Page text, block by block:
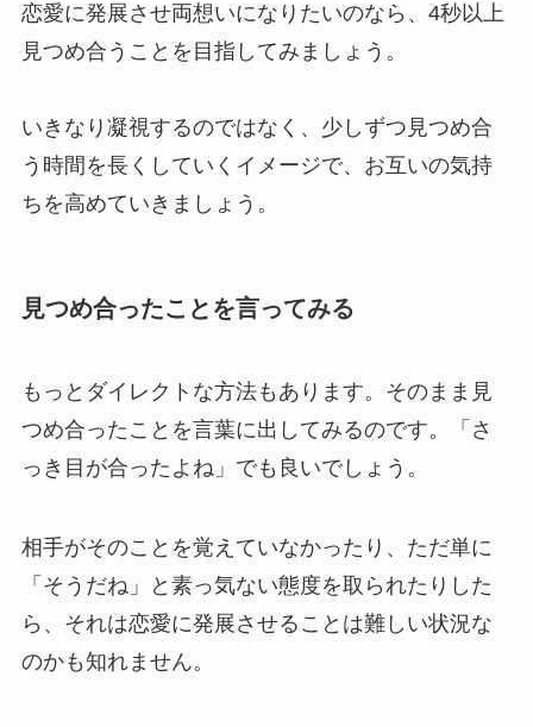
恋愛に発展させ両想いになりたいのなら、4秒以上
見つめ合うことを目指してみましょう。
いきなり凝視するのではなく、少しずつ見つめ合
う時間を長くしていくイメージで、お互いの気持
ちを高めていきましょう。
見つめ合ったことを言ってみる
もっとダイレクトな方法もあります。そのまま見
つめ合ったことを言葉に出してみるのです。「さ
っき目が合ったよね」でも良いでしょう。
相手がそのことを覚えていなかったり、ただ単に
「そうだね」と素っ気ない態度を取られたりした
ら、それは恋愛に発展させることは難しい状況な
のかも知れません。